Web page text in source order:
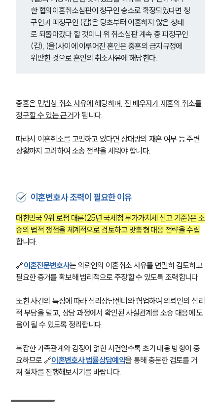
한 협의이혼취소심판이 청구인 승소로 확정되었다면 청
구인과 피청구인 (갑)은 당초부터 이혼하지 않은 상태
로 되돌아갔다 할 것이니 위 취소심판 계속 중 피청구인
(갑), (을)사이에 이루어진 혼인은 중혼의 금지규정에
위반한 것으로 혼인의 취소사유에 해당한다.
중혼은 민법상 취소 사유에 해당하며, 전 배우자가 재혼의 취소를
청구할 수 있는 근거가 됩니다.
따라서 이혼취소를 고민하고 있다면 상대방의 재혼 여부 등 주변
상황까지 고려하여 소송 전략을 세워야 합니다.
이혼변호사 조력이 필요한 이유
대한민국 9위 로펌 대륜(25년 국세청 부가가치세 신고 기준)은 소
송의 법적 쟁점을 체계적으로 검토하고 맞춤형 대응 전략을 수립
합니다.
🔗이혼전문변호사는 의뢰인의 이혼취소 사유를 면밀히 검토하고
필요한 증거를 확보해 법리적으로 주장할 수 있도록 조력합니다.
또한 사건의 특성에 따라 심리상담센터와 협업하여 의뢰인의 심리
적 부담을 덜고, 상담 과정에서 확인된 사실관계를 소송 대응에 도
움이 될 수 있도록 정리합니다.
복잡한 가족관계와 감정이 얽힌 사건일수록 초기 대응 방향이 중
요하므로 🔗이혼변호사 법률상담예약을 통해 충분한 검토를 거
쳐 절차를 진행해보시기를 바랍니다.